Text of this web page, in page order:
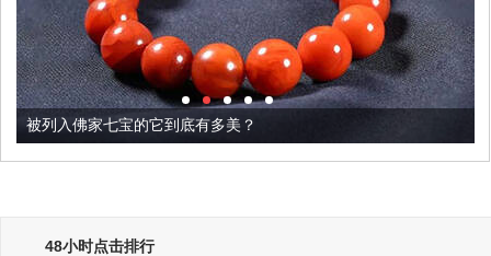
被列入佛家七宝的它到底有多美？
48小时点击排行